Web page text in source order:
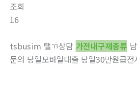
조회
16
tsbusim 탤ㄲ상담 가전내구제종류
문의 당일모바일대출 당일30만원급전